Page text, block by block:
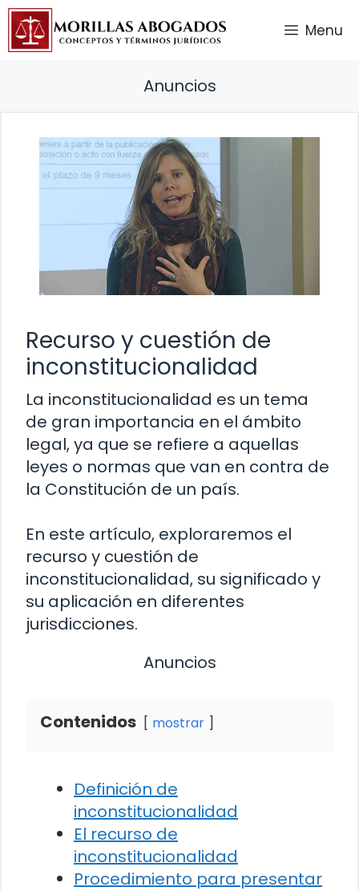
Saltar
contenido
Menu
Anuncios
Recurso y cuestión de
inconstitucionalidad
La inconstitucionalidad es un tema
de gran importancia en el ámbito
legal, ya que se refiere a aquellas
leyes o normas que van en contra de
la Constitución de un país.
En este artículo, exploraremos el
recurso y cuestión de
inconstitucionalidad, su significado y
su aplicación en diferentes
jurisdicciones.
Anuncios
Contenidos mostrar
Definición de
inconstitucionalidad
El recurso de
inconstitucionalidad
Procedimiento para presentar